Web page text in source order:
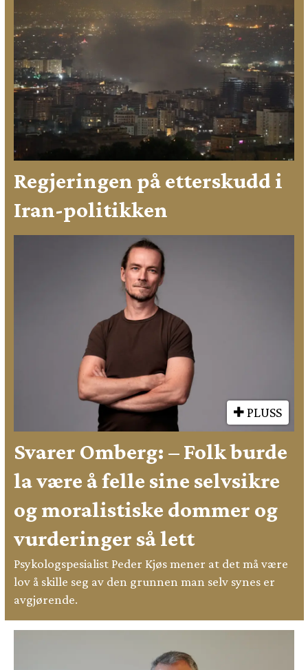
Regjeringen på etterskudd i
Iran-politikken
PLUSS
Svarer Omberg: – Folk burde
la være å felle sine selvsikre
og moralistiske dommer og
vurderinger så lett
Psykologspesialist Peder Kjøs mener at det må være
lov å skille seg av den grunnen man selv synes er
avgjørende.